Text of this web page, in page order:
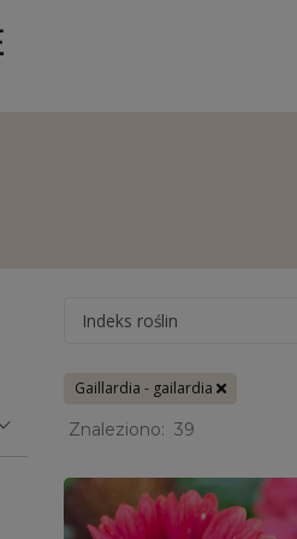
Indeks roślin
Gaillardia - gailardia
Znaleziono: 39